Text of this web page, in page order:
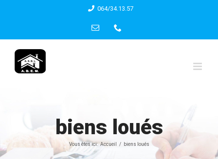
content
064/34.13.57
Email
biens loués
Vous êtes ici: Accueil biens loués